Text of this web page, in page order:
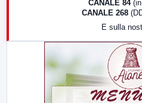
CANALE 84
CANALE 268
E sulla